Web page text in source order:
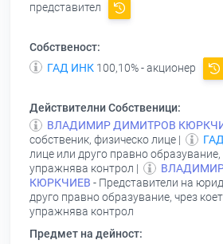
представител
Собственост:
ГАД ИНК 100,10% - акционер
Действителни Собственици:
ВЛАДИМИР ДИМИТРОВ
собственик, физическо лице |
лице или друго правно образувание,
упражнява контрол |
КЮРКЧИЕВ - Представители на
друго правно образувание, чрез
упражнява контрол
Предмет на дейност: